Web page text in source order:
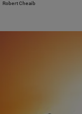
Robert Cheaib